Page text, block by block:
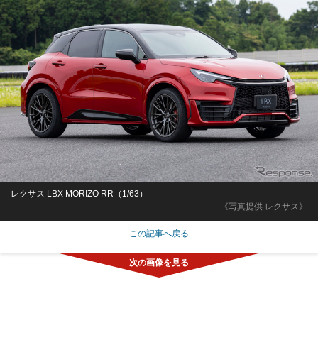
《写真提供 レクサス》
レクサス LBX MORIZO RR（1/63）
この記事へ戻る